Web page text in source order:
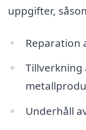
uppgifter,
Reparation
Tillverkning
Underhåll